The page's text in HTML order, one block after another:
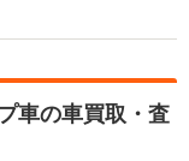
車の車買取・査